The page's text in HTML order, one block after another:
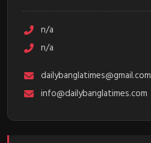
n/a
n/a
dailybanglatimes@gmail.com
info@dailybanglatimes.com